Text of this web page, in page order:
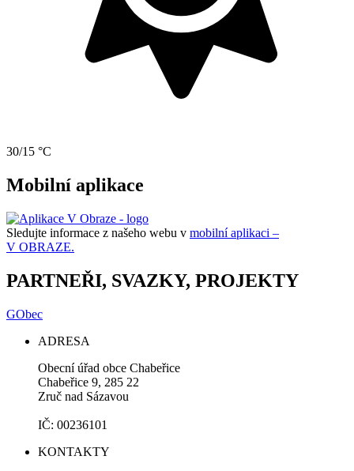
30/15 °C
Mobilní aplikace
Sledujte informace z našeho webu v mobilní aplikaci –
V OBRAZE.
PARTNEŘI, SVAZKY, PROJEKTY
GObec
ADRESA
Obecní úřad obce Chabeřice
Chabeřice 9, 285 22
Zruč nad Sázavou
IČ: 00236101
KONTAKTY